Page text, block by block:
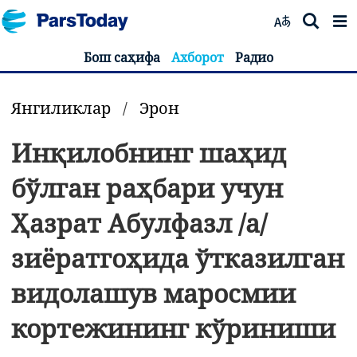
Бош саҳифа Ахборот Радио
Янгиликлар / Эрон
Инқилобнинг шаҳид
бўлган раҳбари учун
Ҳазрат Абулфазл /а/
зиёратгоҳида ўтказилган
видолашув маросмии
кортежининг кўриниши